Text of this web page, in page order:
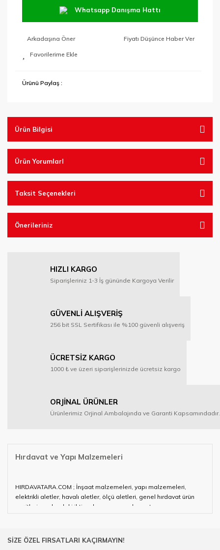
Whatsapp Danışma Hattı
Arkadaşına Öner Fiyatı Düşünce Haber Ver
Ürünü Paylaş :
Ürün Bilgisi
Ürün YorumlarI
Taksit Seçenekleri
Önerileriniz
HIZLI KARGO
Siparişleriniz 1-3 İş gününde Kargoya Verilir
GÜVENLİ ALIŞVERİŞ
256 bit SSL Sertifikası ile %100 güvenli alışveriş
ÜCRETSİZ KARGO
1000 ₺ ve üzeri siparişlerinizde ücretsiz kargo
ORJİNAL ÜRÜNLER
Ürünlerimiz Orjinal Ambalajında ve Garanti Kapsamındadır.
Hırdavat ve Yapı Malzemeleri
HIRDAVATARA.COM ; İnşaat malzemeleri, yapı malzemeleri,
elektrikli aletler, havalı aletler, ölçü aletleri, genel hırdavat ürün
çeşitleri ve alandaki ihtiyaçlarınızın neredeyse tamamını
çalışan HIRDAVATARA.COM geniş ürün yelpazesi ile siz değerli
SİZE ÖZEL FIRSATLARI KAÇIRMAYIN!